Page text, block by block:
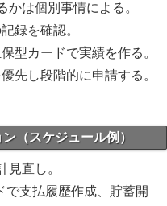
は個別事情による。
録を確認。
型カードで実績を作る。
先し段階的に申請する。
（スケジュール例）
見直し。
で支払履歴作成、貯蓄開